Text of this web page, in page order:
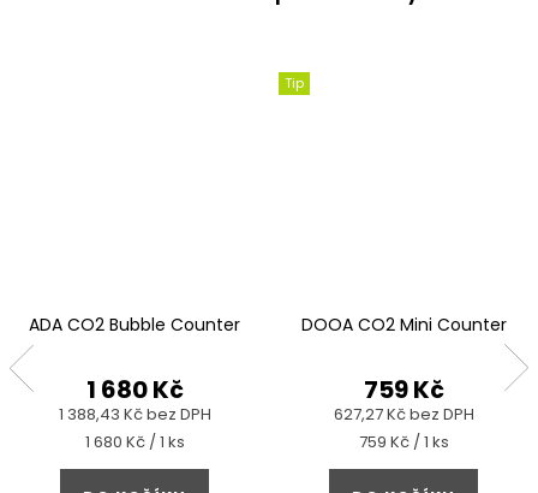
ADA CO2 Bubble Counter
1 388,43 Kč bez DPH
1 680 Kč
Měrná
cena:
1 680 Kč / 1 ks
Tip
DOOA CO2 Mini Counter
627,27 Kč bez DPH
759 Kč
Měrná
cena:
759 Kč / 1 ks